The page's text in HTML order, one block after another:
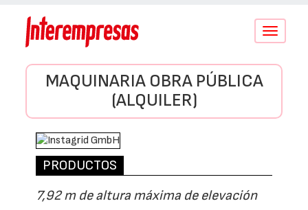
Conmutar
MAQUINARIA OBRA PÚBLICA
(ALQUILER)
PRODUCTOS
7,92 m de altura máxima de elevación